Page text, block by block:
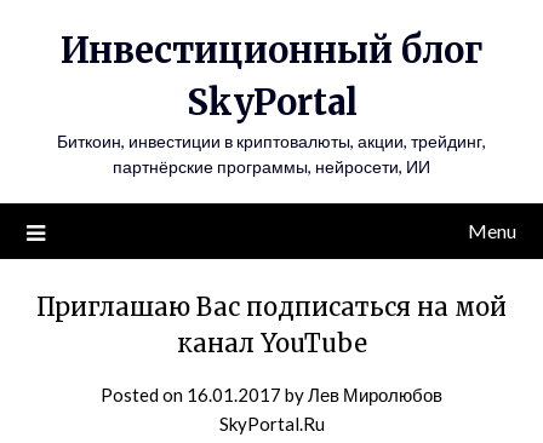
Инвестиционный блог
SkyPortal
Биткоин, инвестиции в криптовалюты, акции, трейдинг,
партнёрские программы, нейросети, ИИ
Menu
Приглашаю Вас подписаться на мой
канал YouTube
Posted on 16.01.2017 byЛев Миролюбов
SkyPortal.Ru